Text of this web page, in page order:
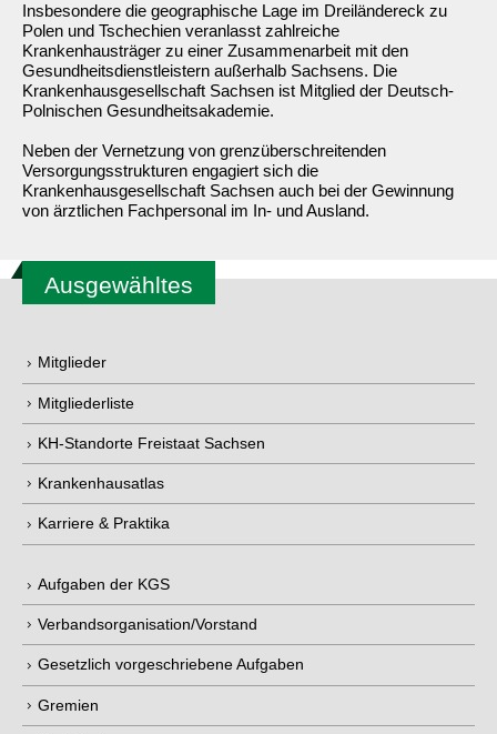
Insbesondere die geographische Lage im Dreiländereck zu
Polen und Tschechien veranlasst zahlreiche
Krankenhausträger zu einer Zusammenarbeit mit den
Gesundheitsdienstleistern außerhalb Sachsens. Die
Krankenhausgesellschaft Sachsen ist Mitglied der Deutsch-
Polnischen Gesundheitsakademie.
Neben der Vernetzung von grenzüberschreitenden
Versorgungsstrukturen engagiert sich die
Krankenhausgesellschaft Sachsen auch bei der Gewinnung
von ärztlichen Fachpersonal im In- und Ausland.
Ausgewähltes
Mitglieder
Mitgliederliste
KH-Standorte Freistaat Sachsen
Krankenhausatlas
Karriere & Praktika
Aufgaben der KGS
Verbandsorganisation/Vorstand
Gesetzlich vorgeschriebene Aufgaben
Gremien